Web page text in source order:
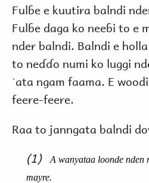
Fulɓe e kuutira balndi
Fulɓe daga ko neeɓi to e
nder balndi. Balndi e
to neɗɗo numi ko luggi
ˈata ngam faama. E
feere-feere.
Raa to janngata balndi
(1)A wanyataa loonde
mayre.